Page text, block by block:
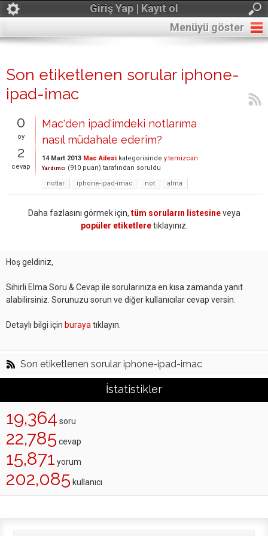
Giriş Yap | Kayıt ol
Menüyü göster
Son etiketlenen sorular iphone-
ipad-imac
0
oy
2
cevap
Mac'den ipad'imdeki notlarıma
nasıl müdahale ederim?
14 Mart 2013 Mac Ailesi kategorisinde y.temizcan
Yardımcı (910 puan) tarafından soruldu
notlar
iphone-ipad-imac not alma
Daha fazlasını görmek için, tüm soruların listesineveya
popüler etiketleretıklayınız.
Hoş geldiniz,
Sihirli Elma Soru & Cevap ile sorularınıza en kısa zamanda yanıt
alabilirsiniz. Sorunuzu sorun ve diğer kullanıcılar cevap versin.
Detaylı bilgi için buraya tıklayın.
Son etiketlenen sorular iphone-ipad-imac
İstatistikler
19,364 soru
22,785 cevap
15,871 yorum
202,085 kullanıcı